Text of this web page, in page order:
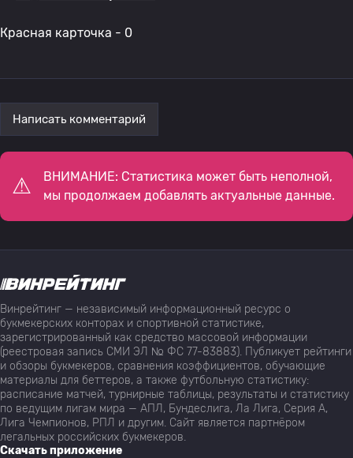
Красная карточка - 0
Написать комментарий
ВНИМАНИЕ: Статистика может быть неполной,
мы продолжаем добавлять актуальные данные.
Винрейтинг — независимый информационный ресурс о
букмекерских конторах и спортивной статистике,
зарегистрированный как средство массовой информации
(реестровая запись СМИ ЭЛ № ФС 77-83883). Публикует рейтинги
и обзоры букмекеров, сравнения коэффициентов, обучающие
материалы для беттеров, а также футбольную статистику:
расписание матчей, турнирные таблицы, результаты и статистику
по ведущим лигам мира — АПЛ, Бундеслига, Ла Лига, Серия А,
Лига Чемпионов, РПЛ и другим. Сайт является партнёром
легальных российских букмекеров.
Скачать приложение